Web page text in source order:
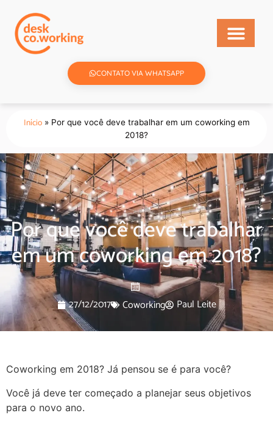
CONTATO VIA WHATSAPP
Início» Por que você deve trabalhar em um coworking em
2018?
Por que você deve trabalhar
em um coworking em 2018?
27/12/2017 Coworking Paul Leite
Coworking em 2018? Já pensou se é para você?
Você já deve ter começado a planejar seus objetivos
para o novo ano.